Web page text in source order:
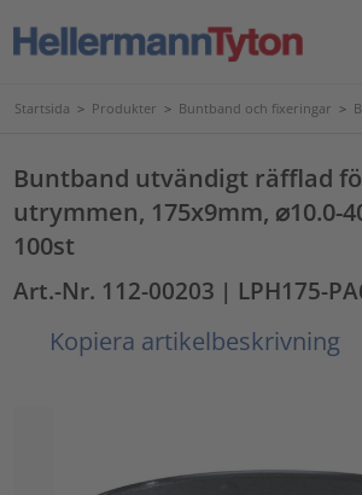
Startsida > Produkter > Buntband och fixeringar >
Buntband utvändigt räfflad
utrymmen, 175x9mm, ⌀10.0-
100st
Art.-Nr. 112-00203 | LPH175-
Kopiera artikelbeskrivning